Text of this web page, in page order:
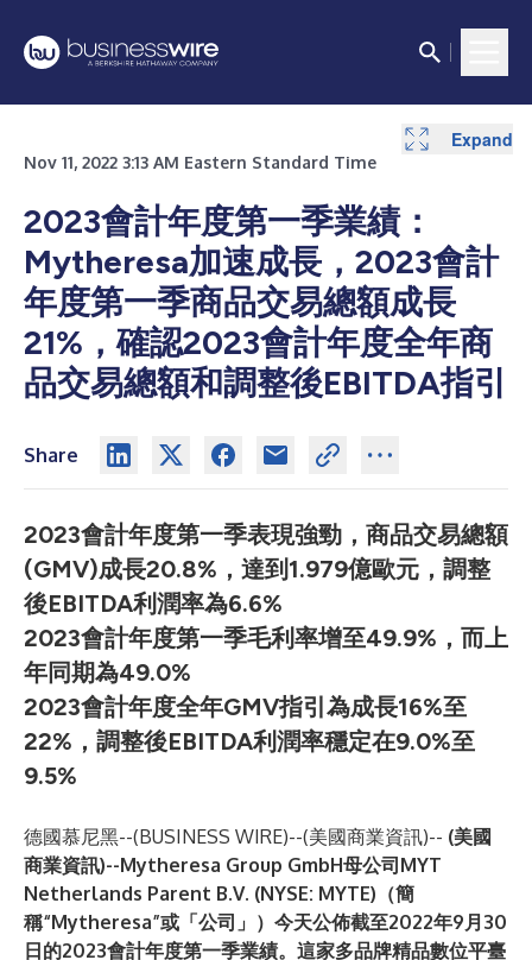
Nov 11, 2022 3:13 AM Eastern Standard Time
2023會計年度第一季業績：
Mytheresa加速成長，2023會計
年度第一季商品交易總額成長
21%，確認2023會計年度全年商
品交易總額和調整後EBITDA指引
Share
2023會計年度第一季表現強勁，商品交易總額
(GMV)成長20.8%，達到1.979億歐元，調整
後EBITDA利潤率為6.6%
2023會計年度第一季毛利率增至49.9%，而上
年同期為49.0%
2023會計年度全年GMV指引為成長16%至
22%，調整後EBITDA利潤率穩定在9.0%至
9.5%
德國慕尼黑--(BUSINESS WIRE)--(美國商業資訊)-- (美國
商業資訊)--Mytheresa Group GmbH母公司MYT
Netherlands Parent B.V. (NYSE: MYTE)（簡
稱“Mytheresa”或「公司」）今天公佈截至2022年9月30
日的2023會計年度第一季業績。這家多品牌精品數位平臺
Expand
Expand
Expand
Expand
Expand
Expand
Expand
Expand